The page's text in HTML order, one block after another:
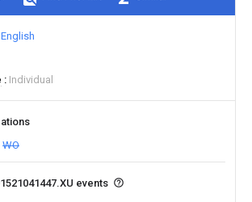
English
Individual
WO
events